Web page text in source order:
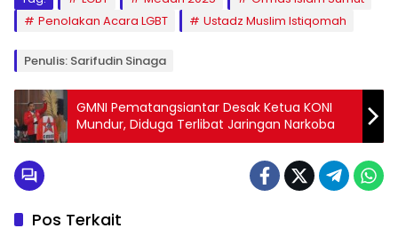
Penolakan Acara LGBT
Ustadz Muslim Istiqomah
Penulis: Sarifudin Sinaga
‎GMNI Pematangsiantar Desak Ketua KONI
Pos Terkait